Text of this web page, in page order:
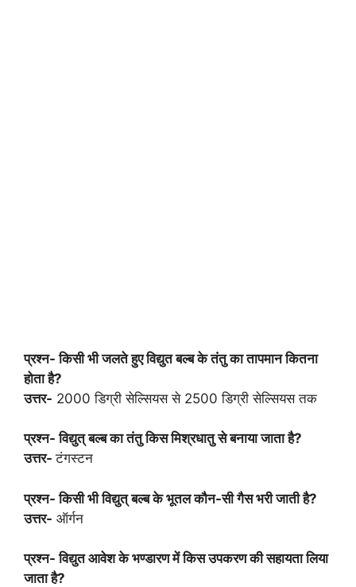
प्रश्न- किसी भी जलते हुए विद्युत बल्ब के तंतु का तापमान कितना
होता है?
उत्तर- 2000 डिग्री सेल्सियस से 2500 डिग्री सेल्सियस तक
प्रश्न- विद्युत् बल्ब का तंतु किस मिश्रधातु से बनाया जाता है?
उत्तर-टंगस्टन
प्रश्न- किसी भी विद्युत् बल्ब के भूतल कौन-सी गैस भरी जाती है?
उत्तर- ऑर्गन
प्रश्न- विद्युत आवेश के भण्डारण में किस उपकरण की सहायता लिया
जाता है?